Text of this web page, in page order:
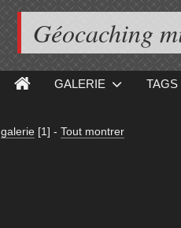
Géocaching
GALERIE TAGS
galerie [1] - Tout montrer